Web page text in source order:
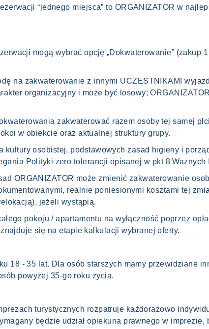
“jednego miejsca” to ORGANIZATOR w
mogą wybrać opcję „Dokwaterowanie” (zakup
na zakwaterowanie z innymi UCZESTNIKAMI
organizacyjny i może być losowy;
zakwaterować razem osoby tej samej
w obiekcie oraz aktualnej struktury grupy.
kultury osobistej, podstawowych zasad higieny i
Polityki zero tolerancji opisanej w pkt 8 Ważnych
ORGANIZATOR może zmienić zakwaterowanie
realnie poniesionymi kosztami tej
jeżeli wystąpią.
pokoju / apartamentu na wyłączność poprzez
się na etapie kalkulacji wybranej oferty.
18 - 35 lat. Dla osób starszych mamy przewidziane
powyżej 35-go roku życia.
turystycznych rozpatruje każdorazowo
będzie udział opiekuna prawnego w